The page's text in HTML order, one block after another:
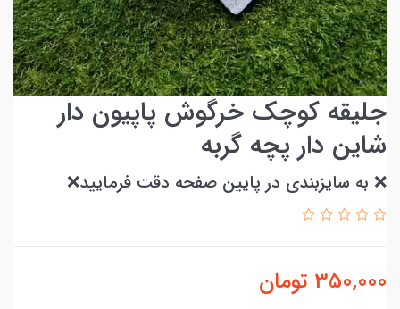
جلیقه کوچک خرگوش پاپیون دار
شاین دار پچه گربه
❌ به سایزبندی در پایین صفحه دقت فرمایید❌
350,000 تومان